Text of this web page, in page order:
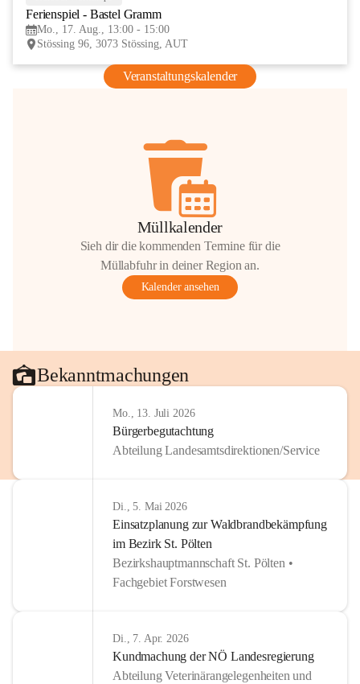
Ferienspiel - Bastel Gramm
Mo., 17. Aug., 13:00 - 15:00
Stössing 96, 3073 Stössing, AUT
Veranstaltungskalender
Müllkalender
Sieh dir die kommenden Termine für die
Müllabfuhr in deiner Region an.
Kalender ansehen
Bekanntmachungen
Mo., 13. Juli 2026
Bürgerbegutachtung
Abteilung Landesamtsdirektionen/Service
Di., 5. Mai 2026
Einsatzplanung zur Waldbrandbekämpfung
im Bezirk St. Pölten
Bezirkshauptmannschaft St. Pölten •
Fachgebiet Forstwesen
Di., 7. Apr. 2026
Kundmachung der NÖ Landesregierung
Abteilung Veterinärangelegenheiten und